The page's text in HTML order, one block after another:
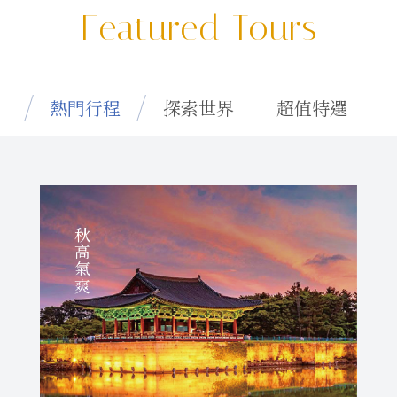
Featured Tours
熱門行程 探索世界 超值特選
秋高氣爽